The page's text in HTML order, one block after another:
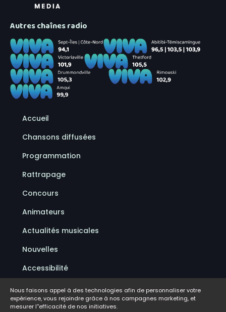
Autres chaînes radio
Accueil
Chansons diffusées
Programmation
Rattrapage
Concours
Animateurs
Actualités musicales
Nouvelles
Accessibilité
Politique de confidentialité
Conditions d'utilisation
Nous faisons appel à des technologies afin de personnaliser votre
expérience, vous rejoindre grâce à nos campagnes marketing, et
mesurer l''efficacité de nos initiatives.